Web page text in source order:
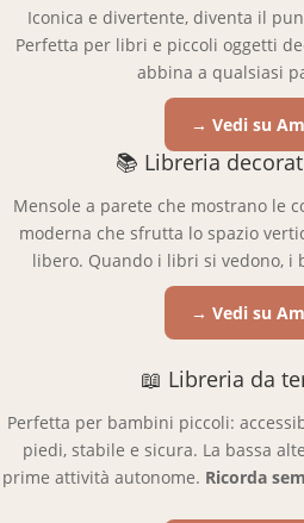
Iconica e divertente, diventa il
Perfetta per libri e piccoli oggetti
abbina a qualsiasi
→ Vedi su
📚 Libreria
Mensole a parete che mostrano le
moderna che sfrutta lo spazio
libero. Quando i libri si vedono, i
→ Vedi su
📖 Libreria da
Perfetta per bambini piccoli:
piedi, stabile e sicura. La bassa
prime attività autonome. Ricorda